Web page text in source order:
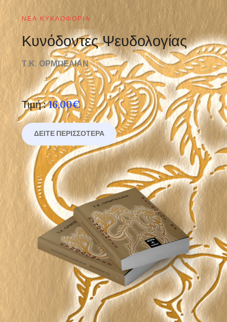
ΝΈΑ ΚΥΚΛΟΦΟΡΊΑ
Κυνόδοντες Ψευδολογίας
Τ.Κ. ΟΡΜΠΕΛΙΑΝ
Τιμή : 16,00€
ΔΕΊΤΕ ΠΕΡΙΣΣΌΤΕΡΑ